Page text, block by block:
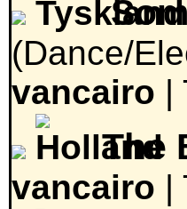
(Dance/
vancairo |
The
vancairo |